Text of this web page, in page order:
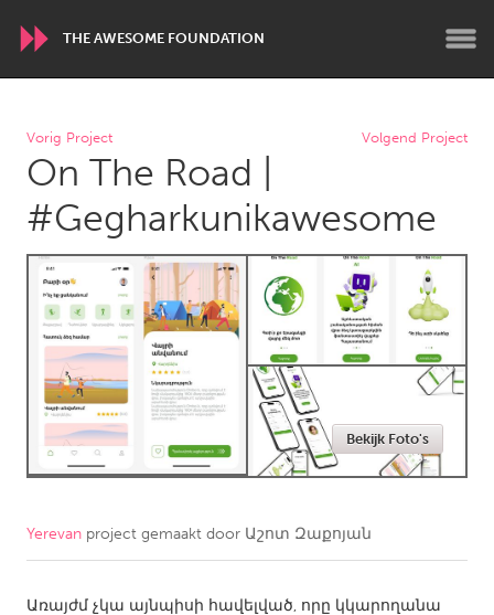
THE AWESOME FOUNDATION
WORLDWIDE
Conservation and Climate
Disability
Dragon Dreaming
On the Water
ARMENIA
Javakhk
Yerevan
AUSTRALIA
Adelaide
Fleurieu
Lake Mac
Lower Hunter
Newcastle
Sydney
CANADA
Vorig Project Volgend Project
On The Road |
#Gegharkunikawesome
Bekijk Foto's
Yerevan project gemaakt door Աշոտ Զաքոյան
Առայժմ չկա այնպիսի հավելված, որը կկարողանա